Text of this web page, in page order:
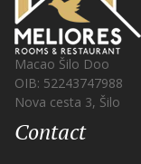
Macao Šilo Doo
OIB: 52243747988
Nova cesta 3, Šilo
Contact